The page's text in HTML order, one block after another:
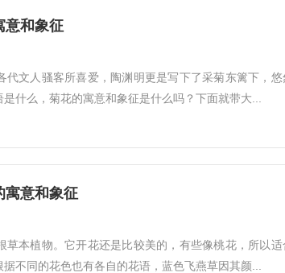
意和象征
代文人骚客所喜爱，陶渊明更是写下了采菊东篱下，悠
什么，菊花的寓意和象征是什么吗？下面就带大...
寓意和象征
草本植物。它开花还是比较美的，有些像桃花，所以适
不同的花色也有各自的花语，蓝色飞燕草因其颜...